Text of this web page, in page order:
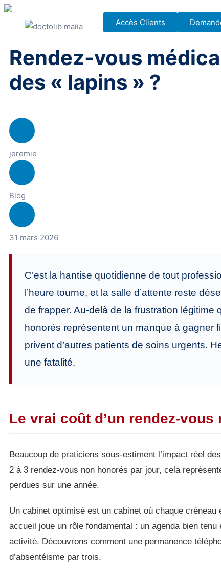
Accès Clients
Rendez-vous
des « lapins » ?
jeremie
Blog
31 mars 2026
C’est la hantise quotidienne de tout
l’heure tourne, et la salle d’attente reste
de frapper. Au-delà de la frustration légitime
honorés représentent un manque à gagner
privent d’autres patients de soins urgents.
une fatalité.
Le vrai coût d’un rendez-
Beaucoup de praticiens sous-estiment l’impact réel
2 à 3 rendez-vous non honorés par jour, cela
perdues sur une année.
Un cabinet optimisé est un cabinet où chaque
accueil joue un rôle fondamental : un agenda bien
activité. Découvrons comment une permanence
d’absentéisme par trois.